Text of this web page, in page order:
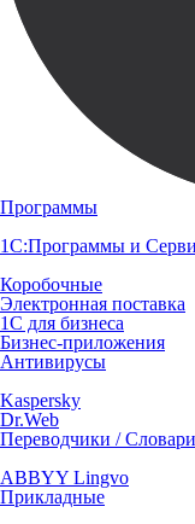
Программы
1С:Программы и
Коробочные
Электронная поставка
1С для бизнеса
Бизнес-приложения
Антивирусы
Kaspersky
Dr.Web
Переводчики / Словари
ABBYY Lingvo
Прикладные